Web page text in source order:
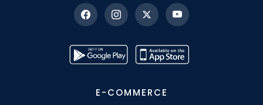
E-COMMERCE